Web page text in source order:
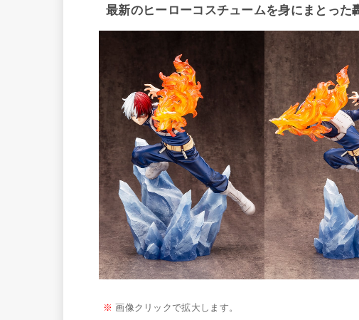
最新のヒーローコスチュームを身にまとった
※画像クリックで拡大します。